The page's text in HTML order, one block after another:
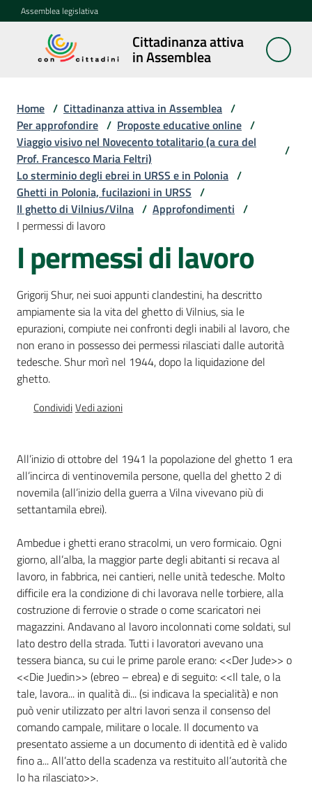
Vai al contenuto
Vai alla navigazione
Vai al footer
Assemblea legislativa
Cittadinanza attiva
in Assemblea
Cittadinanza
attiva in
Concittadini
Porte
aperte
in
Assemblea
Mostre
Percorsi
sulla
memoria
Seguici
Assemblea
legislativa
Assemblea
Attività
Argomenti
Per i media
Home / Cittadinanza attiva in Assemblea /
Per approfondire / Proposte educative online /
Viaggio visivo nel Novecento totalitario (a cura del
Prof. Francesco Maria Feltri)
/
Lo sterminio degli ebrei in URSS e in Polonia /
Ghetti in Polonia, fucilazioni in URSS /
Il ghetto di Vilnius/Vilna / Approfondimenti /
I permessi di lavoro
I permessi di lavoro
Grigorij Shur, nei suoi appunti clandestini, ha descritto
ampiamente sia la vita del ghetto di Vilnius, sia le
epurazioni, compiute nei confronti degli inabili al lavoro, che
non erano in possesso dei permessi rilasciati dalle autorità
tedesche. Shur morì nel 1944, dopo la liquidazione del
ghetto.
CondividiVedi azioni
All’inizio di ottobre del 1941 la popolazione del ghetto 1 era
all’incirca di ventinovemila persone, quella del ghetto 2 di
novemila (all’inizio della guerra a Vilna vivevano più di
settantamila ebrei).
Ambedue i ghetti erano stracolmi, un vero formicaio. Ogni
giorno, all’alba, la maggior parte degli abitanti si recava al
lavoro, in fabbrica, nei cantieri, nelle unità tedesche. Molto
difficile era la condizione di chi lavorava nelle torbiere, alla
costruzione di ferrovie o strade o come scaricatori nei
magazzini. Andavano al lavoro incolonnati come soldati, sul
lato destro della strada. Tutti i lavoratori avevano una
tessera bianca, su cui le prime parole erano: <<Der Jude>> o
<<Die Juedin>> (ebreo – ebrea) e di seguito: <<Il tale, o la
tale, lavora... in qualità di... (si indicava la specialità) e non
può venir utilizzato per altri lavori senza il consenso del
comando campale, militare o locale. Il documento va
presentato assieme a un documento di identità ed è valido
fino a... All’atto della scadenza va restituito all’autorità che
lo ha rilasciato>>.